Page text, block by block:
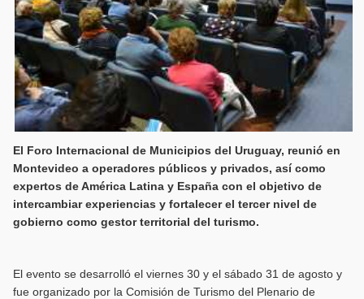
El Foro Internacional de Municipios del Uruguay, reunió en
Montevideo a operadores públicos y privados, así como
expertos de América Latina y España con el objetivo de
intercambiar experiencias y fortalecer el tercer nivel de
gobierno como gestor territorial del turismo.
El evento se desarrolló el viernes 30 y el sábado 31 de agosto y
fue organizado por la Comisión de Turismo del Plenario de